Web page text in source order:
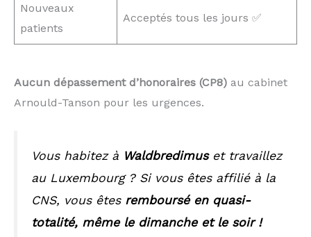
Nouveaux
patients
Acceptés tous les jours ✅
Aucun dépassement d’honoraires (CP8) au cabinet
Arnould-Tanson pour les urgences.
Vous habitez à Waldbredimuset travaillez
au Luxembourg ? Si vous êtes affilié à la
CNS, vous êtes remboursé en quasi-
totalité, même le dimanche et le soir !